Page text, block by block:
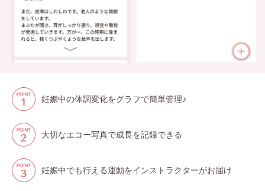
妊娠中の体調変化をグラフで簡単管理♪
大切なエコー写真で成長を記録できる
妊娠中でも行える運動をインストラクターがお届け